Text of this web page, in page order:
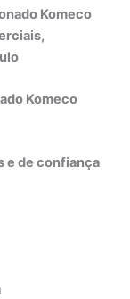
Komeco
Komeco
e de confiança